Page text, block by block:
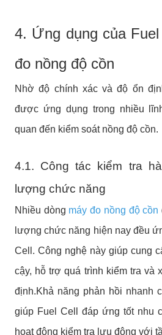
4. Ứng dụng của
đo nồng độ cồn
Nhờ độ chính xác và độ ổn
được ứng dụng trong nhiều
quan đến kiểm soát nồng độ cồn.
4.1. Công tác kiểm tra
lượng chức năng
Nhiều dòng máy đo nồng độ cồn
lượng chức năng hiện nay đều
Cell. Công nghệ này giúp cung
cậy, hỗ trợ quá trình kiểm tra và
định.Khả năng phản hồi nhanh
giúp Fuel Cell đáp ứng tốt nhu
hoạt động kiểm tra lưu động với